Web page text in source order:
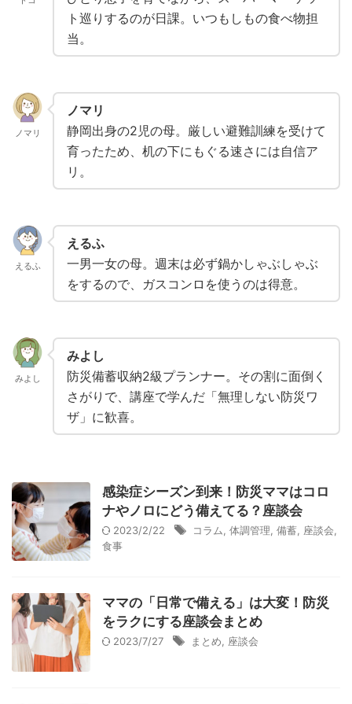
ト巡りするのが日課。いつもしもの食べ物担
当。
ノマリ
ノマリ
静岡出身の2児の母。厳しい避難訓練を受けて
育ったため、机の下にもぐる速さには自信ア
リ。
えるふ
えるふ
一男一女の母。週末は必ず鍋かしゃぶしゃぶ
をするので、ガスコンロを使うのは得意。
みよし
みよし
防災備蓄収納2級プランナー。その割に面倒く
さがりで、講座で学んだ「無理しない防災ワ
ザ」に歓喜。
感染症シーズン到来！防災ママはコロ
ナやノロにどう備えてる？座談会
2023/2/22 コラム 体調管理 備蓄 座談会
食事
ママの「日常で備える」は大変！防災
をラクにする座談会まとめ
2023/7/27 まとめ 座談会